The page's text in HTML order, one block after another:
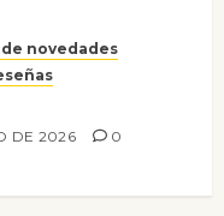
de novedades
DE 2026 0